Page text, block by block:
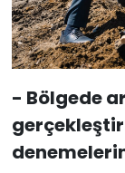
- Bölgede